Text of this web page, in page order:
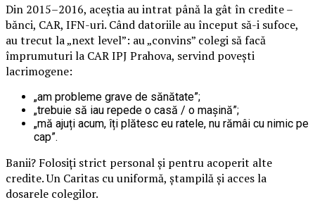
Din 2015–2016, aceștia au intrat până la gât în credite –
bănci, CAR, IFN-uri. Când datoriile au început să-i sufoce,
au trecut la „next level”: au „convins” colegi să facă
împrumuturi la CAR IPJ Prahova, servind povești
lacrimogene:
„am probleme grave de sănătate”;
„trebuie să iau repede o casă / o mașină”;
„mă ajuți acum, îți plătesc eu ratele, nu rămâi cu nimic pe
cap”.
Banii? Folosiți strict personal și pentru acoperit alte
credite. Un Caritas cu uniformă, ștampilă și acces la
dosarele colegilor.